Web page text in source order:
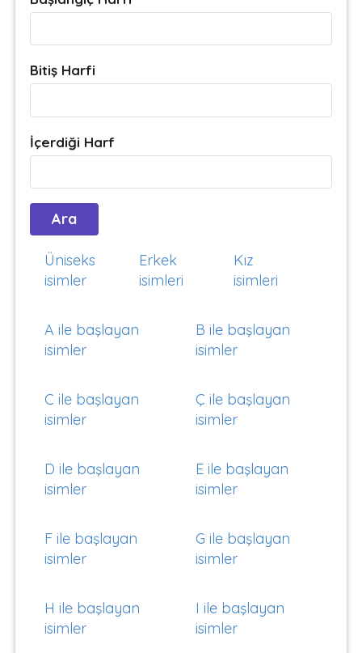
Bitiş Harfi
İçerdiği Harf
Üniseks
isimler
Erkek
isimleri
Kız
isimleri
A ile başlayan
isimler
B ile başlayan
isimler
C ile başlayan
isimler
Ç ile başlayan
isimler
D ile başlayan
isimler
E ile başlayan
isimler
F ile başlayan
isimler
G ile başlayan
isimler
H ile başlayan
isimler
I ile başlayan
isimler